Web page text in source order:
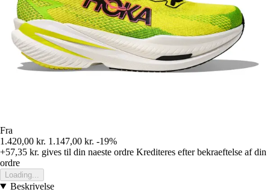
Fra
1.420,00 kr. 1.147,00 kr. -19%
+57,35 kr. gives til din naeste ordre Krediteres efter bekraeftelse af din
ordre
Loading...
Beskrivelse